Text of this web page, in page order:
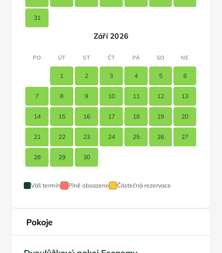
31
Září 2026
PO ÚT ST ČT PÁ SO NE
1 2 3 4 5 6
7 8 9 10 11 12 13
14 15 16 17 18 19 20
21 22 23 24 25 26 27
28 29 30
Váš termín Plně obsazeno Částečná rezervace
Pokoje